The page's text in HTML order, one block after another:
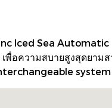
Iced Sea
อความสบายสูงสุดยาม